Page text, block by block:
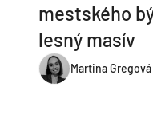
mestského
lesný masív
Martina Gregová